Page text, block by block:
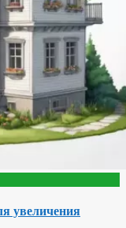
увеличения